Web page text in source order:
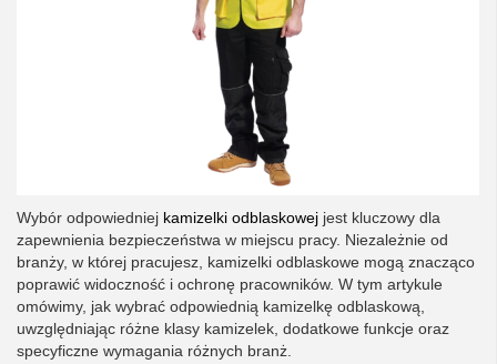
Wybór odpowiedniej kamizelki odblaskowej jest kluczowy dla
zapewnienia bezpieczeństwa w miejscu pracy. Niezależnie od
branży, w której pracujesz, kamizelki odblaskowe mogą znacząco
poprawić widoczność i ochronę pracowników. W tym artykule
omówimy, jak wybrać odpowiednią kamizelkę odblaskową,
uwzględniając różne klasy kamizelek, dodatkowe funkcje oraz
specyficzne wymagania różnych branż.